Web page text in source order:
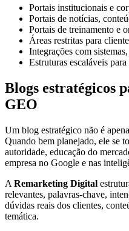
Portais institucionais e
Portais de notícias,
Portais de treinamento e
Áreas restritas para
Integrações com
Estruturas escaláveis
Blogs estratégicos
GEO
Um blog estratégico não é
Quando bem planejado, ele se
autoridade, educação do
empresa no Google e nas
A Remarketing Digital
relevantes, palavras-chave,
dúvidas reais dos clientes,
temática.